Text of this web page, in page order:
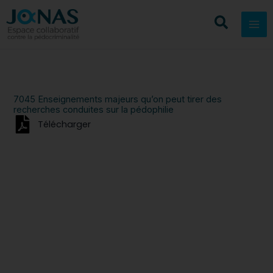
Aller
au
contenu
7045 Enseignements majeurs qu’on peut tirer des
recherches conduites sur la pédophilie
Télécharger